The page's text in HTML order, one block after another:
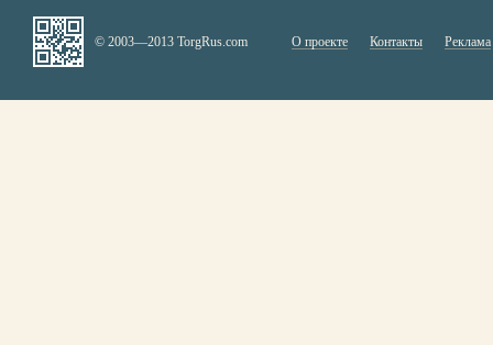
© 2003—2013 TorgRus.com О проекте Контакты Реклама